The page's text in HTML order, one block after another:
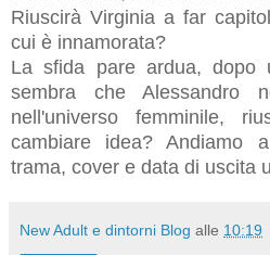
Riuscirà Virginia a far
cui è innamorata?
La sfida pare ardua, dopo
sembra che Alessandro
nell'universo femminile,
cambiare idea? Andiamo
trama, cover e data di uscita
New Adult e dintorni Blog alle 10:19